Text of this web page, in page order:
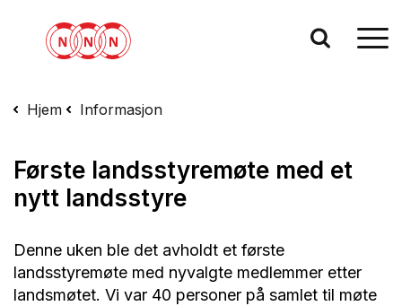
Hjem Informasjon
Første landsstyremøte med et
nytt landsstyre
Denne uken ble det avholdt et første
landsstyremøte med nyvalgte medlemmer etter
landsmøtet. Vi var 40 personer på samlet til møte